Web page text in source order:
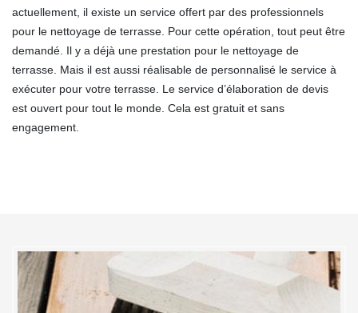
actuellement, il existe un service offert par des professionnels
pour le nettoyage de terrasse. Pour cette opération, tout peut être
demandé. Il y a déjà une prestation pour le nettoyage de
terrasse. Mais il est aussi réalisable de personnalisé le service à
exécuter pour votre terrasse. Le service d’élaboration de devis
est ouvert pour tout le monde. Cela est gratuit et sans
engagement.